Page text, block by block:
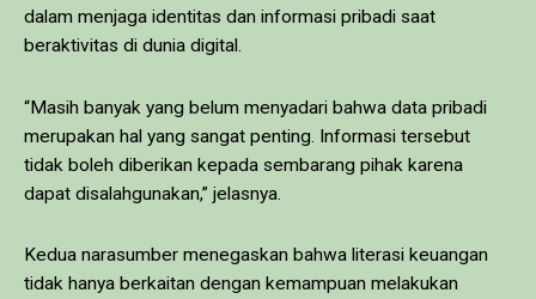
dalam menjaga identitas dan informasi pribadi saat
beraktivitas di dunia digital.
“Masih banyak yang belum menyadari bahwa data pribadi
merupakan hal yang sangat penting. Informasi tersebut
tidak boleh diberikan kepada sembarang pihak karena
dapat disalahgunakan,” jelasnya.
Kedua narasumber menegaskan bahwa literasi keuangan
tidak hanya berkaitan dengan kemampuan melakukan